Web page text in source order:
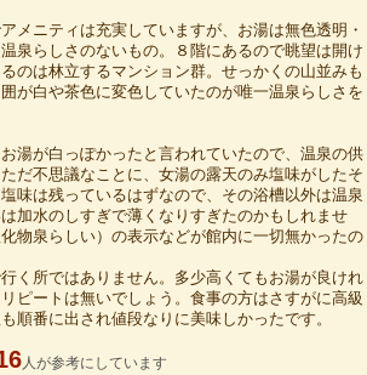
メニティは充実していますが、お湯は無色透明・
泉らしさのないもの。８階にあるので眺望は開け
のは林立するマンション群。せっかくの山並みも
が白や茶色に変色していたのが唯一温泉らしさを
湯が白っぽかったと言われていたので、温泉の供
だ不思議なことに、女湯の露天のみ塩味がしたそ
味は残っているはずなので、その浴槽以外は温泉
加水のしすぎで薄くなりすぎたのかもしれませ
物泉らしい）の表示などが館内に一切無かったの
く所ではありません。多少高くてもお湯が良けれ
ピートは無いでしょう。食事の方はさすがに高級
順番に出され値段なりに美味しかったです。
人が参考にしています